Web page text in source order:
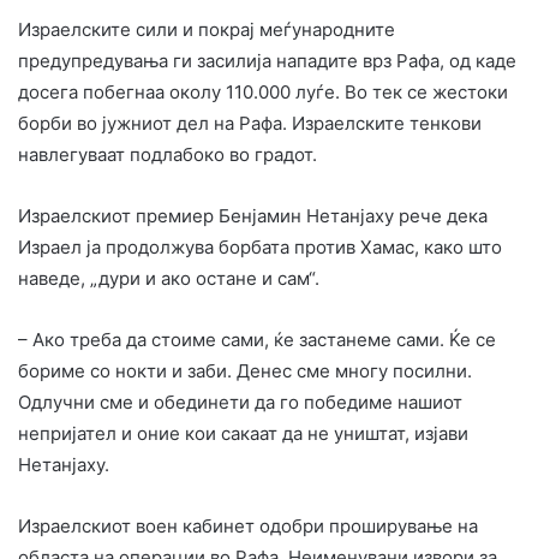
Израелските сили и покрај меѓународните
предупредувања ги засилија нападите врз Рафа, од каде
досега побегнаа околу 110.000 луѓе. Во тек се жестоки
борби во јужниот дел на Рафа. Израелските тенкови
навлегуваат подлабоко во градот.
Израелскиот премиер Бенјамин Нетанјаху рече дека
Израел ја продолжува борбата против Хамас, како што
наведе, „дури и ако остане и сам“.
– Ако треба да стоиме сами, ќе застанеме сами. Ќе се
бориме со нокти и заби. Денес сме многу посилни.
Одлучни сме и обединети да го победиме нашиот
непријател и оние кои сакаат да не уништат, изјави
Нетанјаху.
Израелскиот воен кабинет одобри проширување на